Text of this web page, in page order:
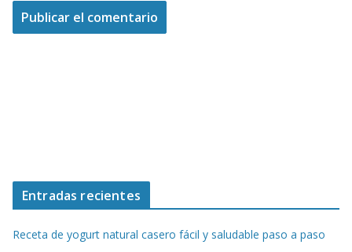
Entradas recientes
Receta de yogurt natural casero fácil y saludable paso a paso